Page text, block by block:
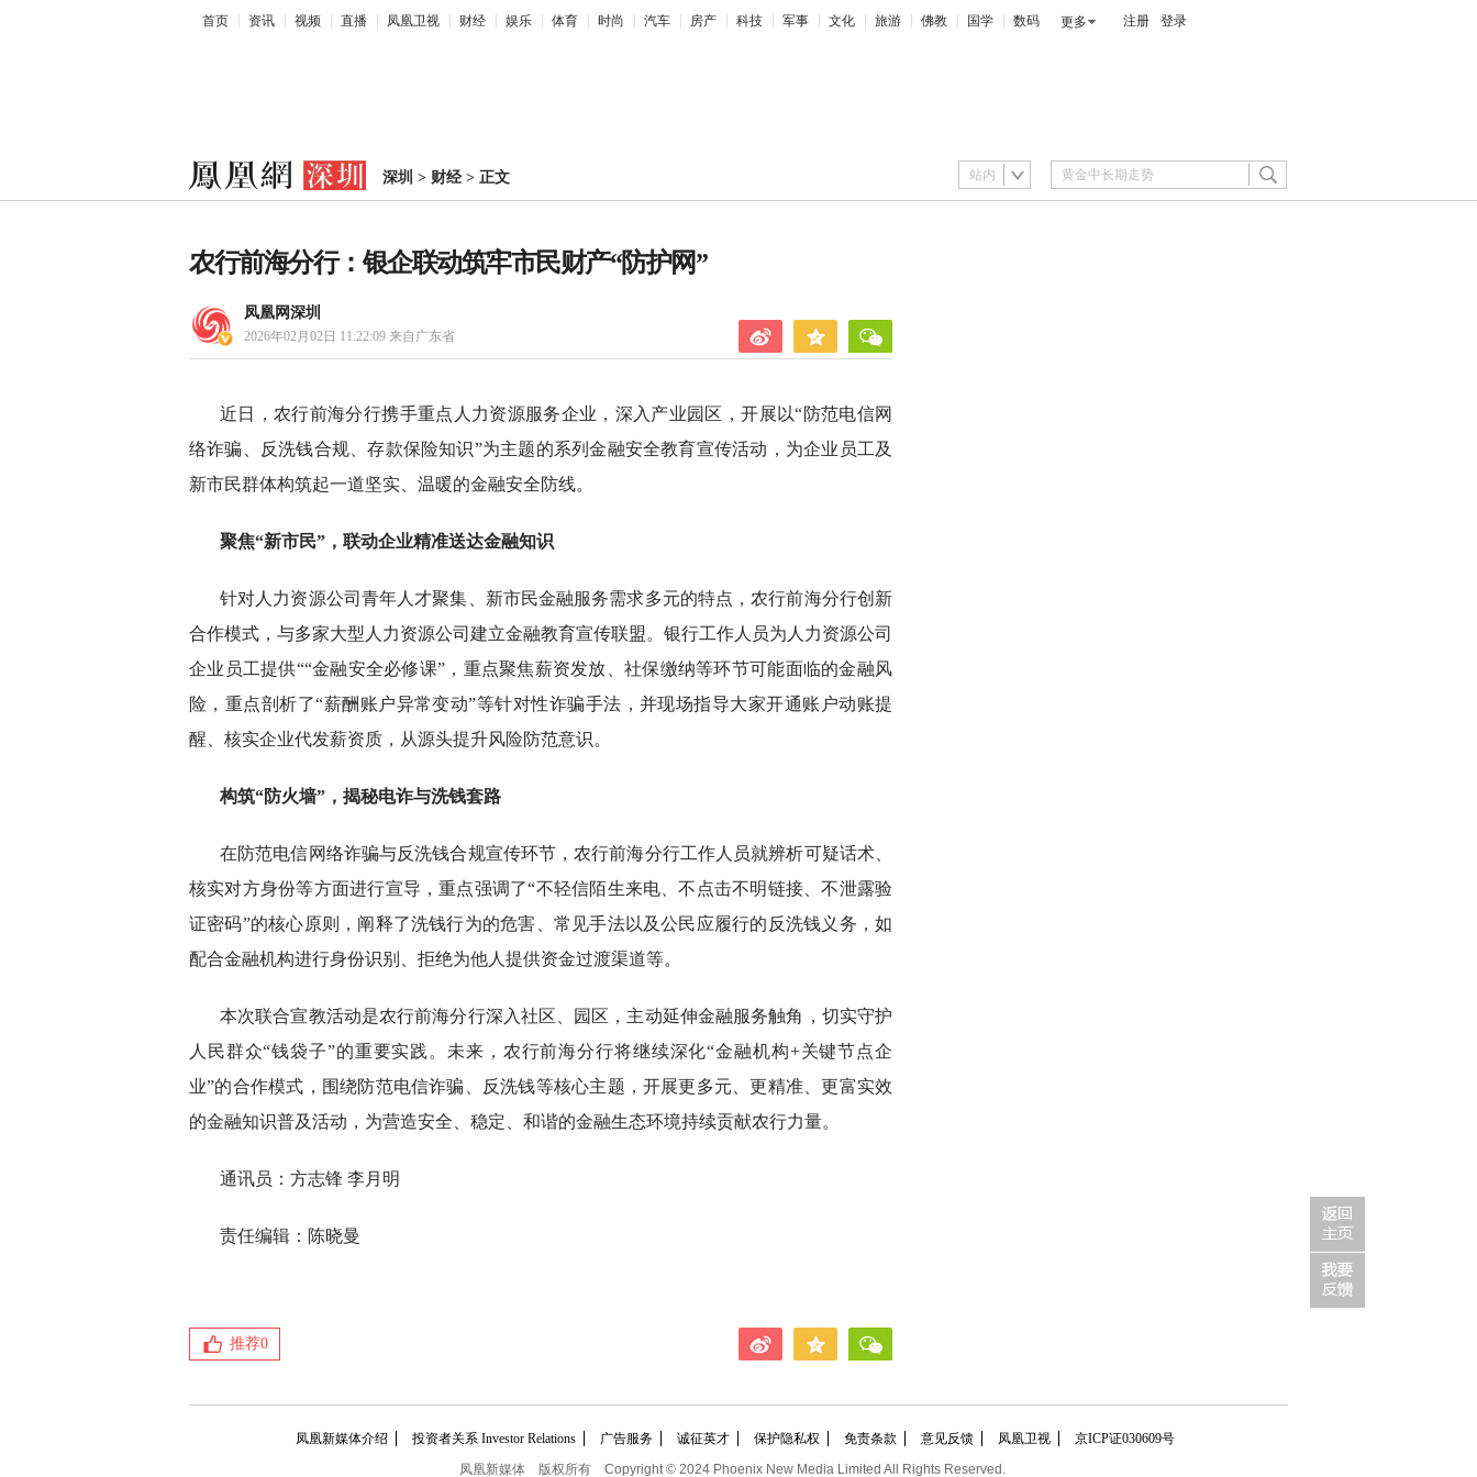
首页 资讯 视频 直播 凤凰卫视 财经 娱乐 体育 时尚 汽车 房产 科技 军事 文化 旅游 佛教 国学 数码 更多 注册 登录
深圳 > 财经> 正文 站内
农行前海分行：银企联动筑牢市民财产“防护网”
凤凰网深圳
2026年02月02日 11:22:09 来自广东省
近日，农行前海分行携手重点人力资源服务企业，深入产业园区，开展以“防范电信网
络诈骗、反洗钱合规、存款保险知识”为主题的系列金融安全教育宣传活动，为企业员工及
新市民群体构筑起一道坚实、温暖的金融安全防线。
聚焦“新市民” ，联动企业精准送达金融知识
针对人力资源公司青年人才聚集、新市民金融服务需求多元的特点，农行前海分行创新
合作模式，与多家大型人力资源公司建立金融教育宣传联盟。银行工作人员为人力资源公司
企业员工提供““金融安全必修课”，重点聚焦薪资发放、社保缴纳等环节可能面临的金融风
险，重点剖析了“薪酬账户异常变动”等针对性诈骗手法，并现场指导大家开通账户动账提
醒、核实企业代发薪资质，从源头提升风险防范意识。
构筑“防火墙” ， 揭秘电诈与洗钱套路
在防范电信网络诈骗与反洗钱合规宣传环节，农行前海分行工作人员就辨析可疑话术、
核实对方身份等方面进行宣导，重点强调了“不轻信陌生来电、不点击不明链接、不泄露验
证密码”的核心原则，阐释了洗钱行为的危害、常见手法以及公民应履行的反洗钱义务，如
配合金融机构进行身份识别、拒绝为他人提供资金过渡渠道等。
本次联合宣教活动是农行前海分行深入社区、园区，主动延伸金融服务触角，切实守护
人民群众“钱袋子”的重要实践。未来，农行前海分行将继续深化“金融机构+关键节点企
业”的合作模式，围绕防范电信诈骗、反洗钱等核心主题，开展更多元、更精准、更富实效
的金融知识普及活动，为营造安全、稳定、和谐的金融生态环境持续贡献农行力量。
通讯员：方志锋 李月明
责任编辑：陈晓曼
推荐0
凤凰新媒体介绍 投资者关系 Investor Relations 广告服务 诚征英才 保护隐私权 免责条款 意见反馈 凤凰卫视
京ICP证030609号
凤凰新媒体
版权所有 Copyright © 2024 Phoenix New Media Limited All Rights Reserved.